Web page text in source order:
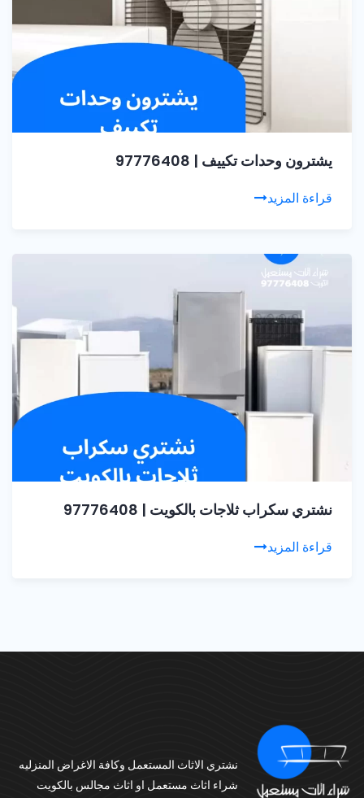
يشترون وحدات تكييف | 97776408
قراءة المزيد
نشتري سكراب ثلاجات بالكويت | 97776408
قراءة المزيد
نشتري الاثاث المستعمل وكافة الاغراض المنزليه
شراء اثاث مستعمل او اثاث مجالس بالكويت